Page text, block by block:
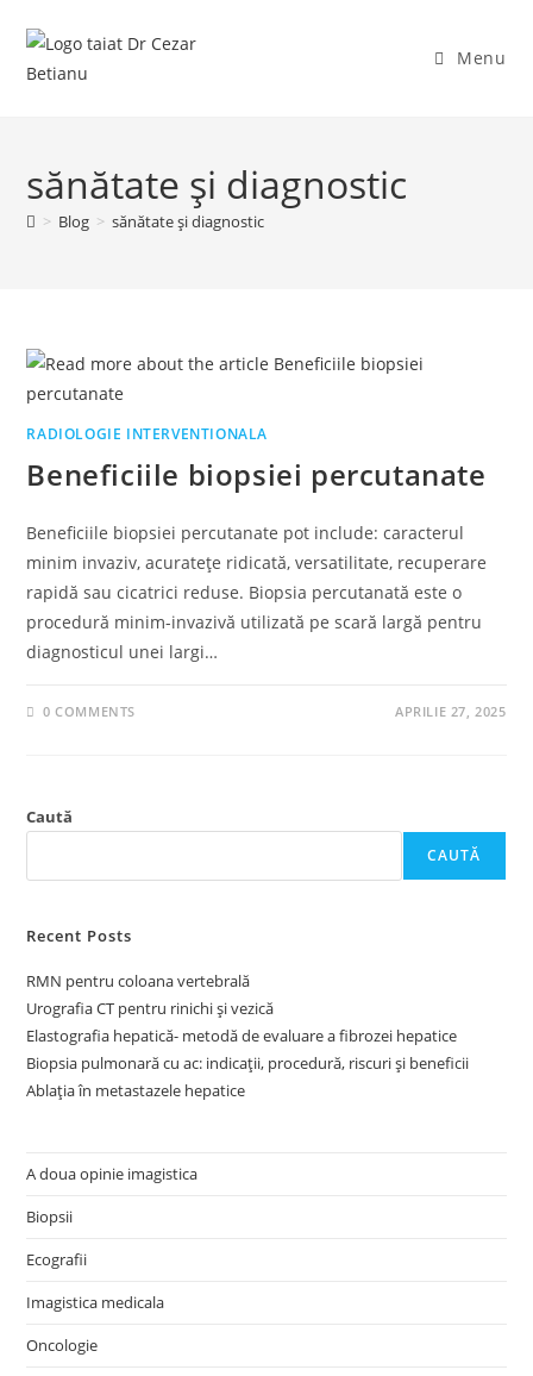
content
Menu
sănătate și diagnostic
> Blog > sănătate și diagnostic
RADIOLOGIE INTERVENTIONALA
Beneficiile biopsiei percutanate
Beneficiile biopsiei percutanate pot include: caracterul
minim invaziv, acuratețe ridicată, versatilitate, recuperare
rapidă sau cicatrici reduse. Biopsia percutanată este o
procedură minim-invazivă utilizată pe scară largă pentru
diagnosticul unei largi…
0 COMMENTS APRILIE 27, 2025
Caută
CAUTĂ
Recent Posts
RMN pentru coloana vertebrală
Urografia CT pentru rinichi și vezică
Elastografia hepatică- metodă de evaluare a fibrozei hepatice
Biopsia pulmonară cu ac: indicații, procedură, riscuri și beneficii
Ablația în metastazele hepatice
A doua opinie imagistica
Biopsii
Ecografii
Imagistica medicala
Oncologie